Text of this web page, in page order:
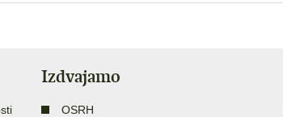
Izdvajamo
OSRH